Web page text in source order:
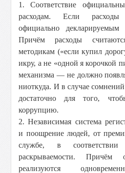
1. Соответствие
расходам. Если расходы
официально
Причём расходы
методикам («если купил
икру, а не «одной я корочкой
механизма — не должно
ниоткуда. И в случае
достаточно для того,
коррупцию.
2. Независимая система
и поощрение людей, от
службе, в
раскрываемости.
реализуются